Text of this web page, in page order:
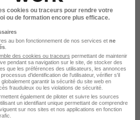
Bus H/F
cookies ou traceurs pour rendre votre
ou de formation encore plus efficace.
au bon fonctionnement de nos services et ne
des cookies ou traceurs permettant de maintenir
pendant sa navigation sur le site, de stocker des
que les préférences des utilisateurs, les annonces
d'identification de l'utilisateur, vérifier s'il
garantir la sécurité du site web en
frauduleux ou les violations de sécurité.
également de piloter et suivre les sources
un identifiant unique permettant de comprendre
sur nos sites et nos applications en fonction